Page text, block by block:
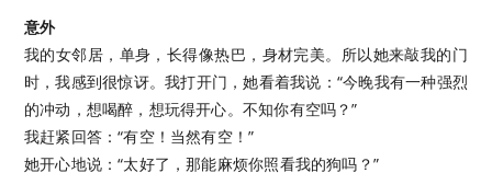
意外
我的女邻居，单身，长得像热巴，身材完美。所以她来敲我的门
时，我感到很惊讶。我打开门，她看着我说：“今晚我有一种强烈
的冲动，想喝醉，想玩得开心。不知你有空吗？”
我赶紧回答：“有空！当然有空！”
她开心地说：“太好了，那能麻烦你照看我的狗吗？”